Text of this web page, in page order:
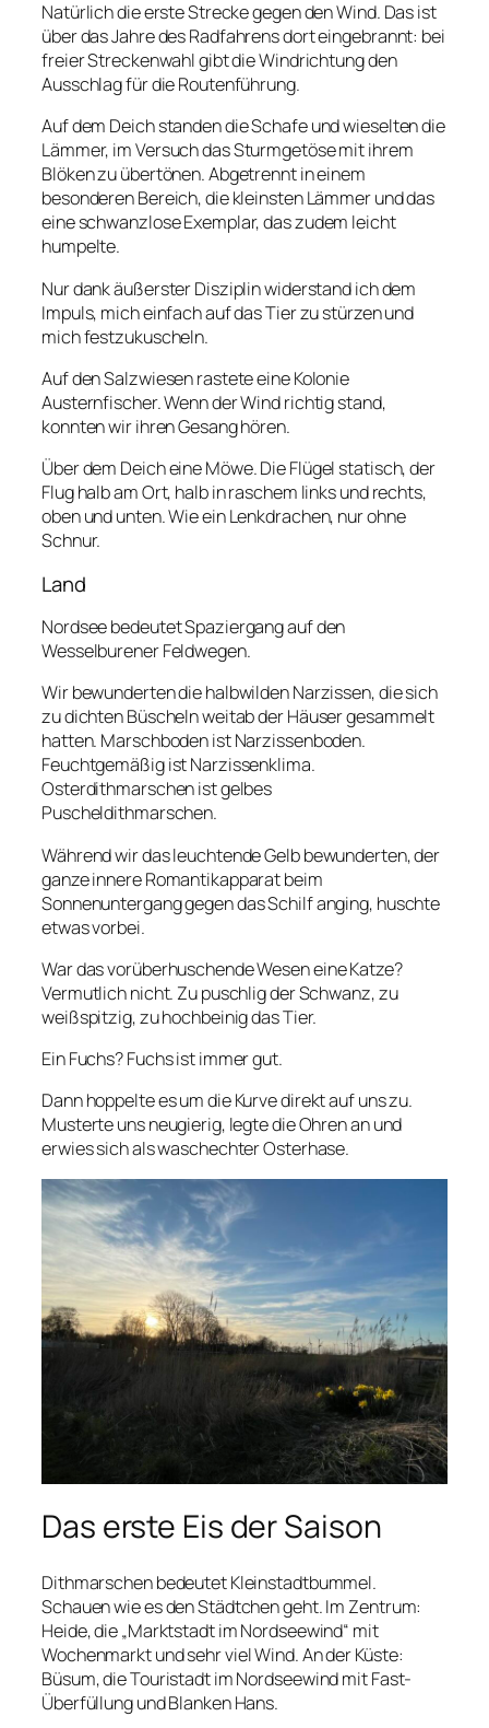
Natürlich die erste Strecke gegen den Wind. Das ist
über das Jahre des Radfahrens dort eingebrannt: bei
freier Streckenwahl gibt die Windrichtung den
Ausschlag für die Routenführung.
Auf dem Deich standen die Schafe und wieselten die
Lämmer, im Versuch das Sturmgetöse mit ihrem
Blöken zu übertönen. Abgetrennt in einem
besonderen Bereich, die kleinsten Lämmer und das
eine schwanzlose Exemplar, das zudem leicht
humpelte.
Nur dank äußerster Disziplin widerstand ich dem
Impuls, mich einfach auf das Tier zu stürzen und
mich festzukuscheln.
Auf den Salzwiesen rastete eine Kolonie
Austernfischer. Wenn der Wind richtig stand,
konnten wir ihren Gesang hören.
Über dem Deich eine Möwe. Die Flügel statisch, der
Flug halb am Ort, halb in raschem links und rechts,
oben und unten. Wie ein Lenkdrachen, nur ohne
Schnur.
Land
Nordsee bedeutet Spaziergang auf den
Wesselburener Feldwegen.
Wir bewunderten die halbwilden Narzissen, die sich
zu dichten Büscheln weitab der Häuser gesammelt
hatten. Marschboden ist Narzissenboden.
Feuchtgemäßig ist Narzissenklima.
Osterdithmarschen ist gelbes
Puscheldithmarschen.
Während wir das leuchtende Gelb bewunderten, der
ganze innere Romantikapparat beim
Sonnenuntergang gegen das Schilf anging, huschte
etwas vorbei.
War das vorüberhuschende Wesen eine Katze?
Vermutlich nicht. Zu puschlig der Schwanz, zu
weißspitzig, zu hochbeinig das Tier.
Ein Fuchs? Fuchs ist immer gut.
Dann hoppelte es um die Kurve direkt auf uns zu.
Musterte uns neugierig, legte die Ohren an und
erwies sich als waschechter Osterhase.
Das erste Eis der Saison
Dithmarschen bedeutet Kleinstadtbummel.
Schauen wie es den Städtchen geht. Im Zentrum:
Heide, die „Marktstadt im Nordseewind“ mit
Wochenmarkt und sehr viel Wind. An der Küste:
Büsum, die Touristadt im Nordseewind mit Fast-
Überfüllung und Blanken Hans.